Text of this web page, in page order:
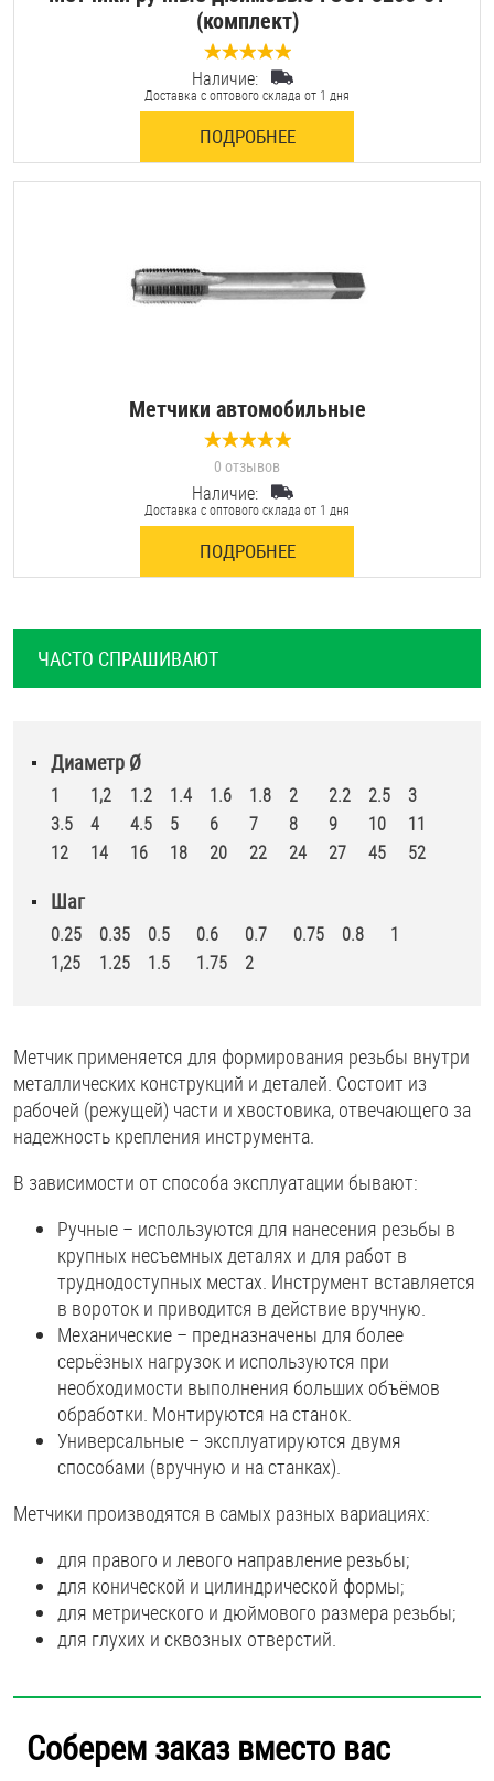
(комплект)
0 отзывов
Наличие:
Доставка с оптового склада от 1 дня
ПОДРОБНЕЕ
Метчики автомобильные
0 отзывов
Наличие:
Доставка с оптового склада от 1 дня
ПОДРОБНЕЕ
ЧАСТО СПРАШИВАЮТ
Диаметр Ø
1 1,2 1.2 1.4 1.6 1.8 2 2.2 2.5
3
3.5
4 4.5 5 6 7 8 9 10
11
12
14 16 18 20 22 24 27 45 52
Шаг
0.25 0.35 0.5 0.6 0.7 0.75 0.8
1
1,25
1.25 1.5 1.75 2
Метчик применяется для формирования резьбы внутри
металлических конструкций и деталей. Состоит из
рабочей (режущей) части и хвостовика, отвечающего за
надежность крепления инструмента.
В зависимости от способа эксплуатации бывают:
Ручные – используются для нанесения резьбы в
крупных несъемных деталях и для работ в
труднодоступных местах. Инструмент вставляется
в вороток и приводится в действие вручную.
Механические – предназначены для более
серьёзных нагрузок и используются при
необходимости выполнения больших объёмов
обработки. Монтируются на станок.
Универсальные – эксплуатируются двумя
способами (вручную и на станках).
Метчики производятся в самых разных вариациях:
для правого и левого направление резьбы;
для конической и цилиндрической формы;
для метрического и дюймового размера резьбы;
для глухих и сквозных отверстий.
Соберем заказ вместо вас